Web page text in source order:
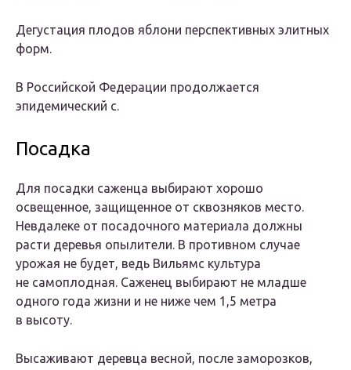
Дегустация плодов яблони перспективных элитных
форм.
В Российской Федерации продолжается
эпидемический с.
Посадка
Для посадки саженца выбирают хорошо
освещенное, защищенное от сквозняков место.
Невдалеке от посадочного материала должны
расти деревья опылители. В противном случае
урожая не будет, ведь Вильямс культура
не самоплодная. Саженец выбирают не младше
одного года жизни и не ниже чем 1,5 метра
в высоту.
Высаживают деревца весной, после заморозков,